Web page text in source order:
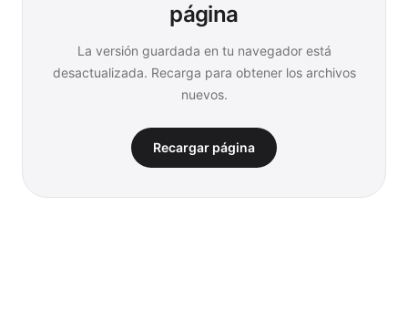
página
La versión guardada en tu navegador está
desactualizada. Recarga para obtener los archivos
nuevos.
Recargar página